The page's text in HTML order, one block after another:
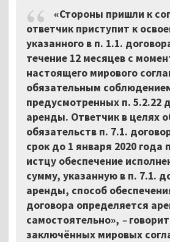
«Стороны пришли к
ответчик приступит к
указанного в п. 1.1.
течение 12 месяцев с
настоящего мирового
обязательным
предусмотренных п. 5.2.22
аренды. Ответчик в целях
обязательств п. 7.1.
срок до 1 января 2020 года
истцу обеспечение
сумму, указанную в п. 7.1.
аренды, способ
договора определяется
самостоятельно», –
заключённых мировых